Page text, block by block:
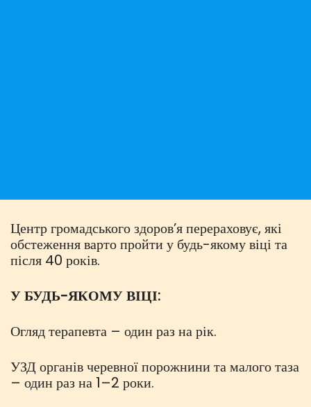
Центр громадського здоров’я перераховує, які
обстеження варто пройти у будь-якому віці та
після 40 років.
У БУДЬ-ЯКОМУ ВІЦІ:
Огляд терапевта – один раз на рік.
УЗД органів черевної порожнини та малого таза
– один раз на 1–2 роки.